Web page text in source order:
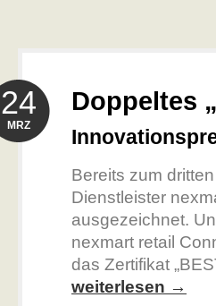
Doppeltes
24
MRZ
Bereits zum
Dienstleister
ausgezeichnet.
nexmart retail
das Zertifikat
weiterlesen →